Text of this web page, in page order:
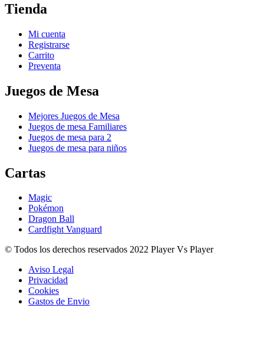
Tienda
Mi cuenta
Registrarse
Carrito
Preventa
Juegos de Mesa
Mejores Juegos de Mesa
Juegos de mesa Familiares
Juegos de mesa para 2
Juegos de mesa para niños
Cartas
Magic
Pokémon
Dragon Ball
Cardfight Vanguard
© Todos los derechos reservados 2022 Player Vs Player
Aviso Legal
Privacidad
Cookies
Gastos de Envio